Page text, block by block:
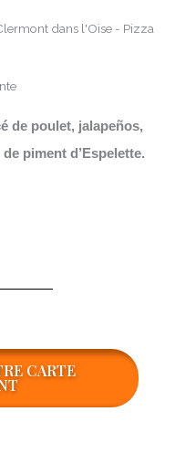
de poulet, jalapeños,
piment d’Espelette.
CARTE